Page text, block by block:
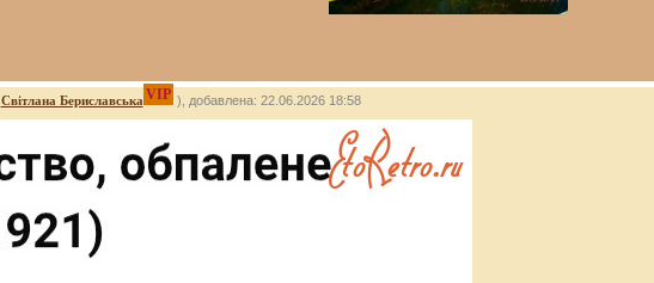
Світлана Бериславська VIP ), добавлена: 22.06.2026 18:58